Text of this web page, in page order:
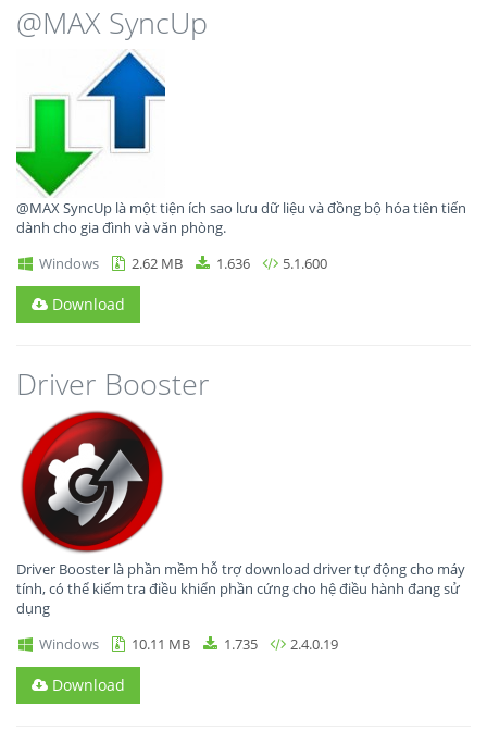
@MAX SyncUp
@MAX SyncUp là một tiện ích sao lưu dữ liệu và đồng bộ hóa tiên tiến
dành cho gia đình và văn phòng.
Windows
2.62 MB 1.636 5.1.600
Download
Driver Booster
Driver Booster là phần mềm hỗ trợ download driver tự động cho máy
tính, có thể kiểm tra điều khiển phần cứng cho hệ điều hành đang sử
dụng
Windows
10.11 MB 1.735 2.4.0.19
Download